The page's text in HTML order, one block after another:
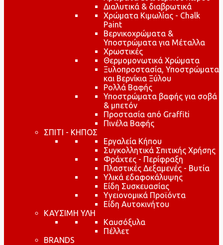
Διαλυτικά & διαβρωτικά
Χρώματα Κιμωλίας - Chalk
Paint
Βερνικοχρώματα &
Υποστρώματα για Μέταλλα
Χρωστικές
Θερμομονωτικά Χρώματα
Ξυλοπροστασία, Υποστρώματα
και Βερνίκια Ξύλου
Ρολλά Βαφής
Υποστρώματα βαφής για σοβά
& μπετόν
Προστασία από Graffiti
Πινέλα Βαφής
ΣΠΙΤΙ - ΚΗΠΟΣ
Εργαλεία Κήπου
Συγκολλητικά Σπιτικής Χρήσης
Φράχτες - Περίφραξη
Πλαστικές Δεξαμενές - Βυτία
Υλικά εδαφοκάλυψης
Είδη Συσκευασίας
Υγειονομικά Προϊόντα
Είδη Αυτοκινήτου
ΚΑΥΣΙΜΗ ΥΛΗ
Καυσόξυλα
Πέλλετ
BRANDS